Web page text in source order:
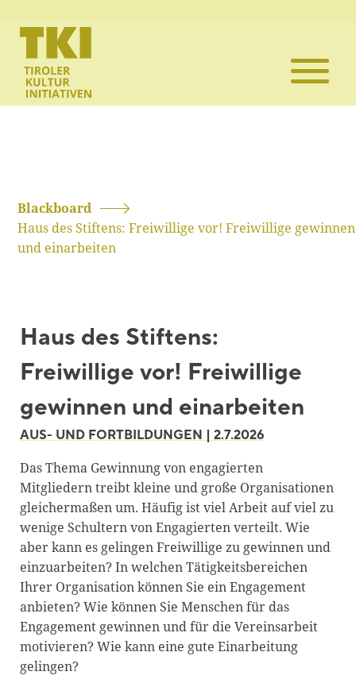
Blackboard
Haus des Stiftens: Freiwillige vor! Freiwillige gewinnen
und einarbeiten
Haus des Stiftens:
Freiwillige vor! Freiwillige
gewinnen und einarbeiten
AUS- UND FORTBILDUNGEN | 2.7.2026
Das Thema Gewinnung von engagierten
Mitgliedern treibt kleine und große Organisationen
gleichermaßen um. Häufig ist viel Arbeit auf viel zu
wenige Schultern von Engagierten verteilt. Wie
aber kann es gelingen Freiwillige zu gewinnen und
einzuarbeiten? In welchen Tätigkeitsbereichen
Ihrer Organisation können Sie ein Engagement
anbieten? Wie können Sie Menschen für das
Engagement gewinnen und für die Vereinsarbeit
motivieren? Wie kann eine gute Einarbeitung
gelingen?
Die TKI
Mitglieder
Projekte
Blackboard
Bibliothek
Presse
Newsletter
Glossar
Downloads
Suche